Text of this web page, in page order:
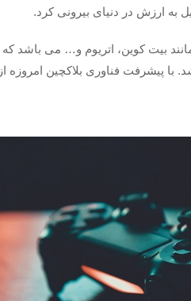
به ارزش در دنیای بیرونی کرد.
بیت کوین، اتریوم و… می باشد
پیشرفت فناوری بلاکچین امروزه